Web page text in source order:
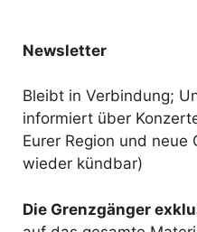
Newsletter
Bleibt in Verbindung;
informiert über
Eurer Region und
wieder kündbar)
Die Grenzgänger